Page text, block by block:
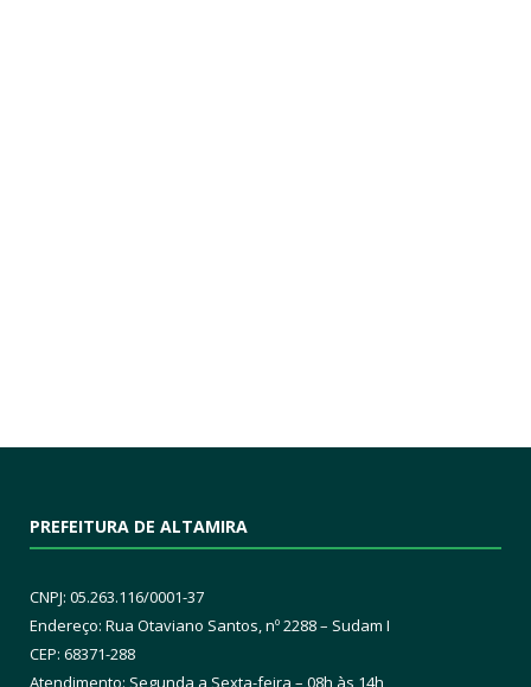
PREFEITURA DE ALTAMIRA
CNPJ: 05.263.116/0001-37
Endereço: Rua Otaviano Santos, nº 2288 – Sudam I
CEP: 68371-288
Atendimento: Segunda a Sexta-feira – 08h às 14h